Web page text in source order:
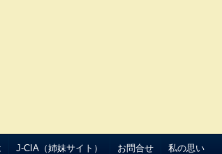
J-CIA（姉妹サイト） お問合せ 私の思い